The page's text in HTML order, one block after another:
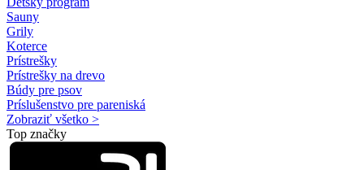
Sauny
Grily
Koterce
Prístrešky
Prístrešky na drevo
Búdy pre psov
Príslušenstvo pre pareniská
Zobraziť všetko >
Top značky